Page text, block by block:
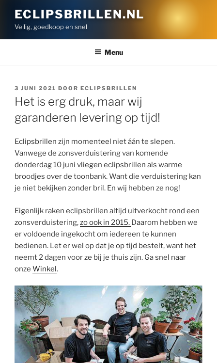
inhoud
ECLIPSBRILLEN.NL
Veilig, goedkoop en snel
Menu
GEPLAATST
OP
3 JUNI 2021 DOOR ECLIPSBRILLEN
Het is erg druk, maar wij
garanderen levering op tijd!
Eclipsbrillen zijn momenteel niet áán te slepen.
Vanwege de zonsverduistering van komende
donderdag 10 juni vliegen eclipsbrillen als warme
broodjes over de toonbank. Want die verduistering kan
je niet bekijken zonder bril. En wij hebben ze nog!
Eigenlijk raken eclipsbrillen altijd uitverkocht rond een
zonsverduistering,zo ook in 2015. Daarom hebben we
er voldoende ingekocht om iedereen te kunnen
bedienen. Let er wel op dat je op tijd bestelt, want het
neemt 2 dagen voor ze bij je thuis zijn. Ga snel naar
onze Winkel.